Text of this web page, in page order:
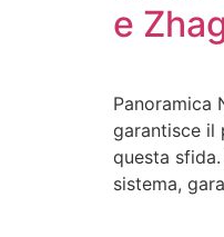
e
Panoramica
garantisce il
questa
sistema,